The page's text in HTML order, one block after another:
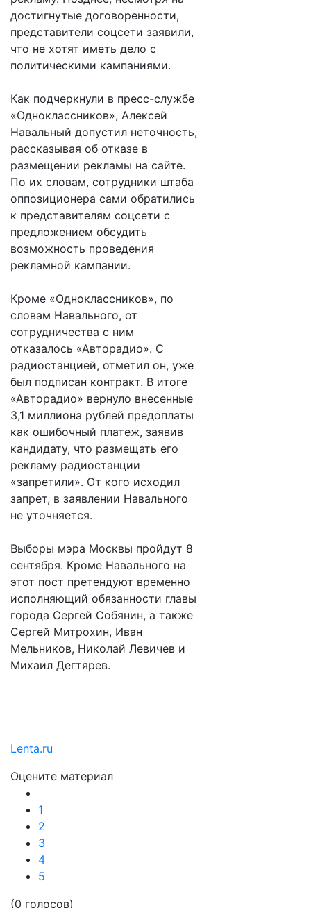
достигнутые договоренности,
представители соцсети заявили,
что не хотят иметь дело с
политическими кампаниями.
Как подчеркнули в пресс-службе
«Одноклассников», Алексей
Навальный допустил неточность,
рассказывая об отказе в
размещении рекламы на сайте.
По их словам, сотрудники штаба
оппозиционера сами обратились
к представителям соцсети с
предложением обсудить
возможность проведения
рекламной кампании.
Кроме «Одноклассников», по
словам Навального, от
сотрудничества с ним
отказалось «Авторадио». С
радиостанцией, отметил он, уже
был подписан контракт. В итоге
«Авторадио» вернуло внесенные
3,1 миллиона рублей предоплаты
как ошибочный платеж, заявив
кандидату, что размещать его
рекламу радиостанции
«запретили». От кого исходил
запрет, в заявлении Навального
не уточняется.
Выборы мэра Москвы пройдут 8
сентября. Кроме Навального на
этот пост претендуют временно
исполняющий обязанности главы
города Сергей Собянин, а также
Сергей Митрохин, Иван
Мельников, Николай Левичев и
Михаил Дегтярев.
Lenta.ru
Оцените материал
1
2
3
4
5
(0 голосов)